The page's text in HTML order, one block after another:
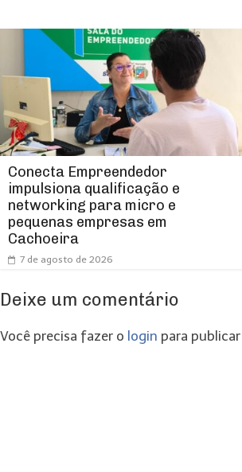
Conecta Empreendedor
impulsiona qualificação e
networking para micro e
pequenas empresas em
Cachoeira
7 de agosto de 2026
Deixe um comentário
Você precisa fazer o login para